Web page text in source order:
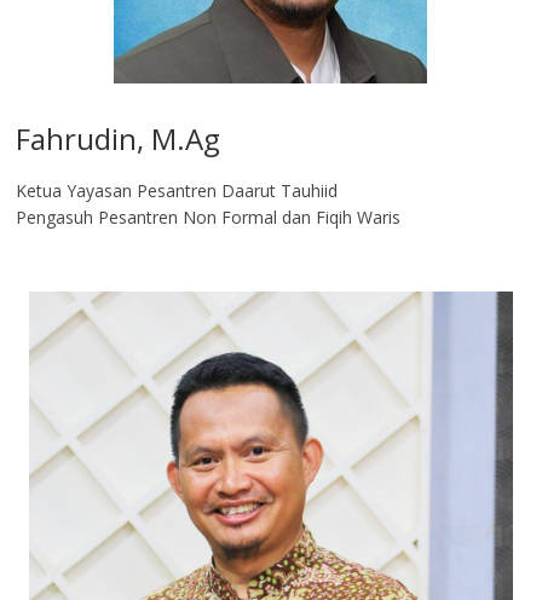
Fahrudin, M.Ag​
Ketua Yayasan Pesantren Daarut Tauhiid
Pengasuh Pesantren Non Formal dan Fiqih Waris